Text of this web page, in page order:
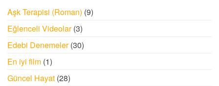
Aşk Terapisi (Roman) (9)
Eğlenceli Videolar(3)
Edebi Denemeler(30)
En iyi film (1)
Güncel Hayat (28)